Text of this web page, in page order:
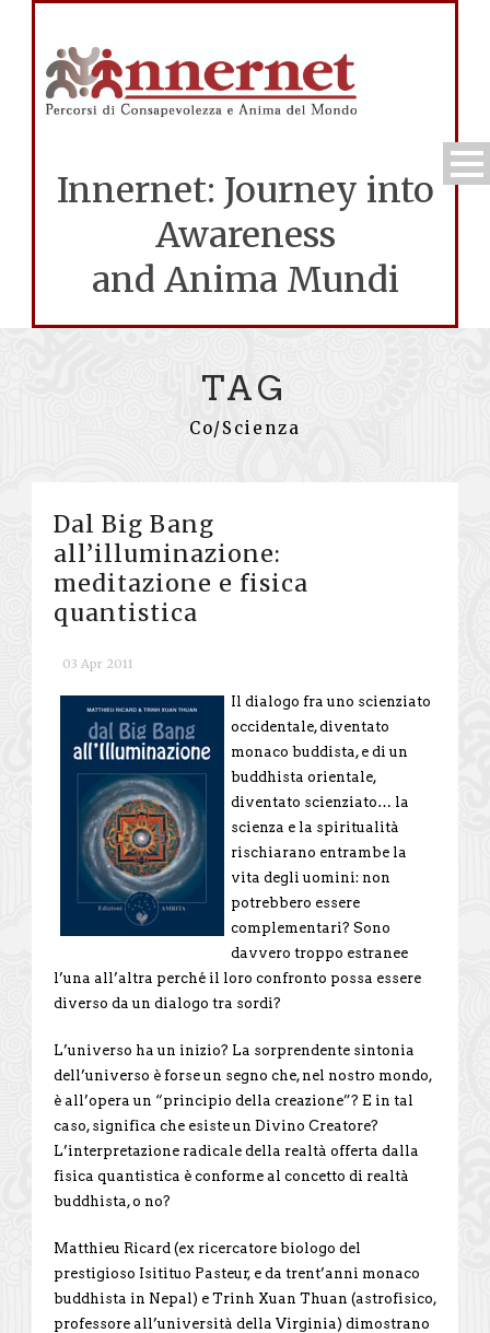
Innernet: Journey into
Awareness
and Anima Mundi
TAG
Co/Scienza
Dal Big Bang
all’illuminazione:
meditazione e fisica
quantistica
03 Apr 2011
Il dialogo fra uno scienziato
occidentale, diventato
monaco buddista, e di un
buddhista orientale,
diventato scienziato… la
scienza e la spiritualità
rischiarano entrambe la
vita degli uomini: non
potrebbero essere
complementari? Sono
davvero troppo estranee
l’una all’altra perché il loro confronto possa essere
diverso da un dialogo tra sordi?
L’universo ha un inizio? La sorprendente sintonia
dell’universo è forse un segno che, nel nostro mondo,
è all’opera un “principio della creazione”? E in tal
caso, significa che esiste un Divino Creatore?
L’interpretazione radicale della realtà offerta dalla
fisica quantistica è conforme al concetto di realtà
buddhista, o no?
Matthieu Ricard (ex ricercatore biologo del
prestigioso Isitituo Pasteur, e da trent’anni monaco
buddhista in Nepal) e Trinh Xuan Thuan (astrofisico,
professore all’università della Virginia) dimostrano